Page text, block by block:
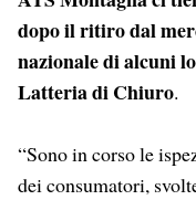
dopo il ritiro dal
nazionale di alcuni
Latteria di Chiuro.
“Sono in corso le
dei consumatori,